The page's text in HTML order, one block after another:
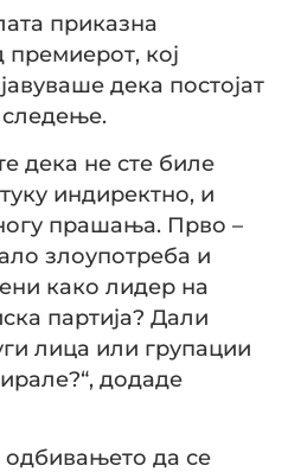
приказна
премиерот, кој
дека постојат
дека не сте биле
индиректно, и
прашања. Прво –
злоупотреба и
како лидер на
партија? Дали
лица или групации
додаде
одбивањето да се